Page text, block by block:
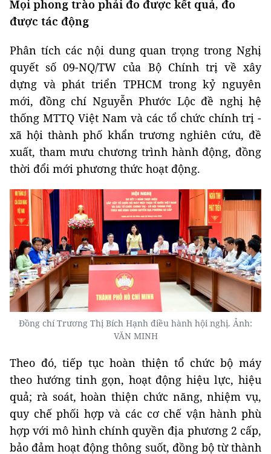
Mọi phong trào phải đo được kết quả, đo
được tác động
Phân tích các nội dung quan trọng trong Nghị
quyết số 09-NQ/TW của Bộ Chính trị về xây
dựng và phát triển TPHCM trong kỷ nguyên
mới, đồng chí Nguyễn Phước Lộc đề nghị hệ
thống MTTQ Việt Nam và các tổ chức chính trị -
xã hội thành phố khẩn trương nghiên cứu, đề
xuất, tham mưu chương trình hành động, đồng
thời đổi mới phương thức hoạt động.
Đồng chí Trương Thị Bích Hạnh điều hành hội nghị. Ảnh:
VĂN MINH
Theo đó, tiếp tục hoàn thiện tổ chức bộ máy
theo hướng tinh gọn, hoạt động hiệu lực, hiệu
quả; rà soát, hoàn thiện chức năng, nhiệm vụ,
quy chế phối hợp và các cơ chế vận hành phù
hợp với mô hình chính quyền địa phương 2 cấp,
bảo đảm hoạt động thông suốt, đồng bộ từ thành